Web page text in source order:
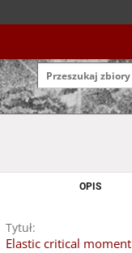
OPIS
Tytuł:
Elastic critical